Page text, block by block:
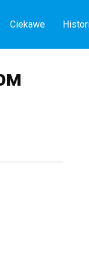
Ciekawe